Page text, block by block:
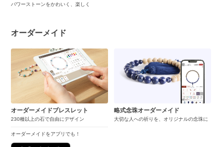
パワーストーンをかわいく、楽しく
オーダーメイド
オーダーメイドブレスレット
230種以上の石で自由にデザイン
オーダーメイドをアプリでも！
略式念珠オーダーメイド
大切な人への祈りを、オリジナルの念珠に